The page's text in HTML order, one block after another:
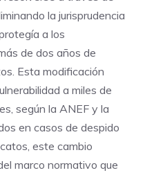
la jurisprudencia
a los
de dos años de
Esta modificación
a miles de
según la ANEF y la
en casos de despido
este cambio
marco normativo que